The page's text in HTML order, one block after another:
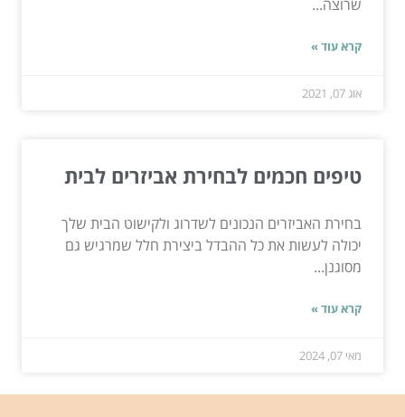
שרוצה...
קרא עוד »
אוג 07, 2021
טיפים חכמים לבחירת אביזרים לבית
בחירת האביזרים הנכונים לשדרוג ולקישוט הבית שלך
יכולה לעשות את כל ההבדל ביצירת חלל שמרגיש גם
מסוגנן...
קרא עוד »
מאי 07, 2024